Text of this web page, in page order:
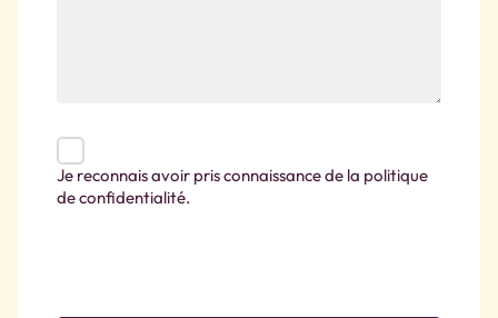
Je reconnais avoir pris connaissance de la politique
de confidentialité.